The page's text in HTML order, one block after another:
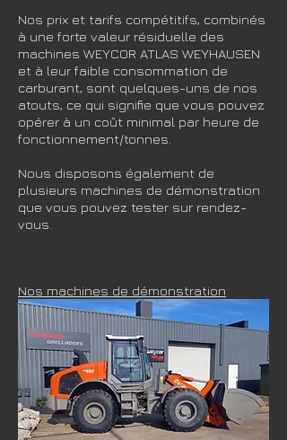
Nos prix et tarifs compétitifs, combinés
à une forte valeur résiduelle des
machines WEYCOR ATLAS WEYHAUSEN
et à leur faible consommation de
carburant, sont quelques-uns de nos
atouts, ce qui signifie que vous pouvez
opérer à un coût minimal par heure de
fonctionnement/tonnes.
Nous disposons également de
plusieurs machines de démonstration
que vous pouvez tester sur rendez-
vous.
Nos machines de démonstration